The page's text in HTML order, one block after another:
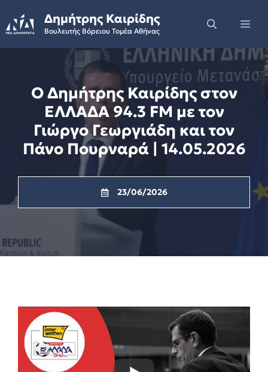
to
content
Δημήτρης Καιρίδης
Βουλευτής Βόρειου Τομέα Αθήνας
Ο Δημήτρης Καιρίδης στον
ΕΛΛΑΔΑ 94.3 FM με τον
Γιώργο Γεωργιάδη και τον
Πάνο Πουρναρά | 14.05.2026
23/06/2026